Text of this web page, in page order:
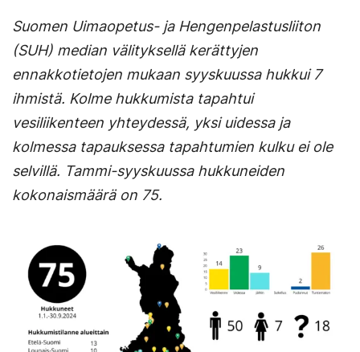
Suomen Uimaopetus- ja Hengenpelastusliiton
(SUH) median välityksellä kerättyjen
ennakkotietojen mukaan syyskuussa hukkui 7
ihmistä. Kolme hukkumista tapahtui
vesiliikenteen yhteydessä, yksi uidessa ja
kolmessa tapauksessa tapahtumien kulku ei ole
selvillä. Tammi-syyskuussa hukkuneiden
kokonaismäärä on 75.